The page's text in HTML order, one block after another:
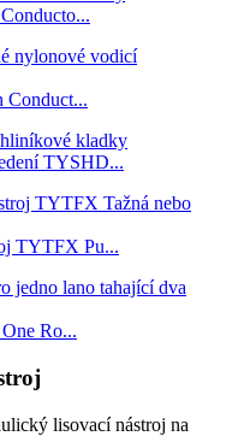
TYSHD...
TYTFX Pu...
Ro...